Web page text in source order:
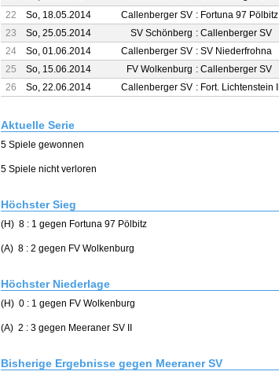
22
So, 18.05.2014 Callenberger SV : Fortuna 97 Pölbitz
23
So, 25.05.2014 SV Schönberg : Callenberger SV
24
So, 01.06.2014 Callenberger SV : SV Niederfrohna
25
So, 15.06.2014 FV Wolkenburg : Callenberger SV
26
So, 22.06.2014 Callenberger SV : Fort. Lichtenstein II
Aktuelle Serie
5 Spiele gewonnen
5 Spiele nicht verloren
Höchster Sieg
(H) 8 : 1 gegen Fortuna 97 Pölbitz
(A) 8 : 2 gegen FV Wolkenburg
Höchster Niederlage
(H) 0 : 1 gegen FV Wolkenburg
(A) 2 : 3 gegen Meeraner SV II
Bisherige Ergebnisse gegen Meeraner SV